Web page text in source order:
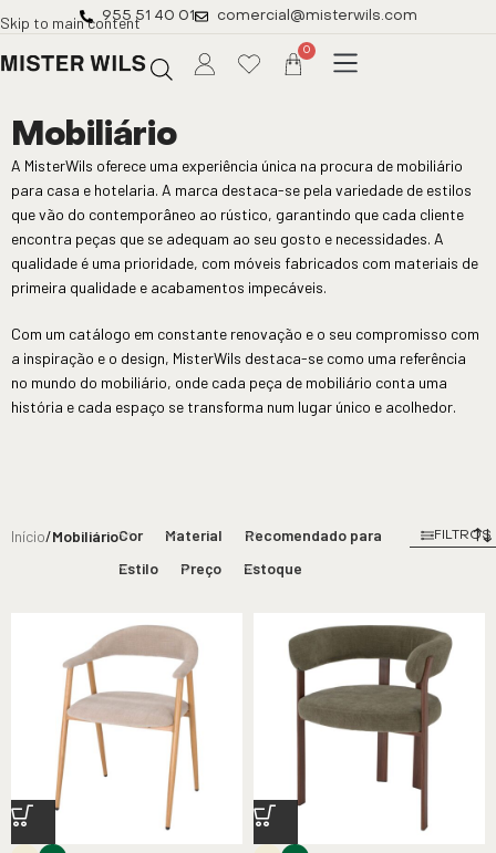
Skip to main content955 51 40 01 comercial@misterwils.com
0
Mobiliário
A MisterWils oferece uma experiência única na procura de mobiliário
para casa e hotelaria. A marca destaca-se pela variedade de estilos
que vão do contemporâneo ao rústico, garantindo que cada cliente
encontra peças que se adequam ao seu gosto e necessidades. A
qualidade é uma prioridade, com móveis fabricados com materiais de
primeira qualidade e acabamentos impecáveis.
Com um catálogo em constante renovação e o seu compromisso com
a inspiração e o design, MisterWils destaca-se como uma referência
no mundo do mobiliário, onde cada peça de mobiliário conta uma
história e cada espaço se transforma num lugar único e acolhedor.
Início/Mobiliário FILTROS
Cor Material
Recomendado para
Estilo
Preço Estoque